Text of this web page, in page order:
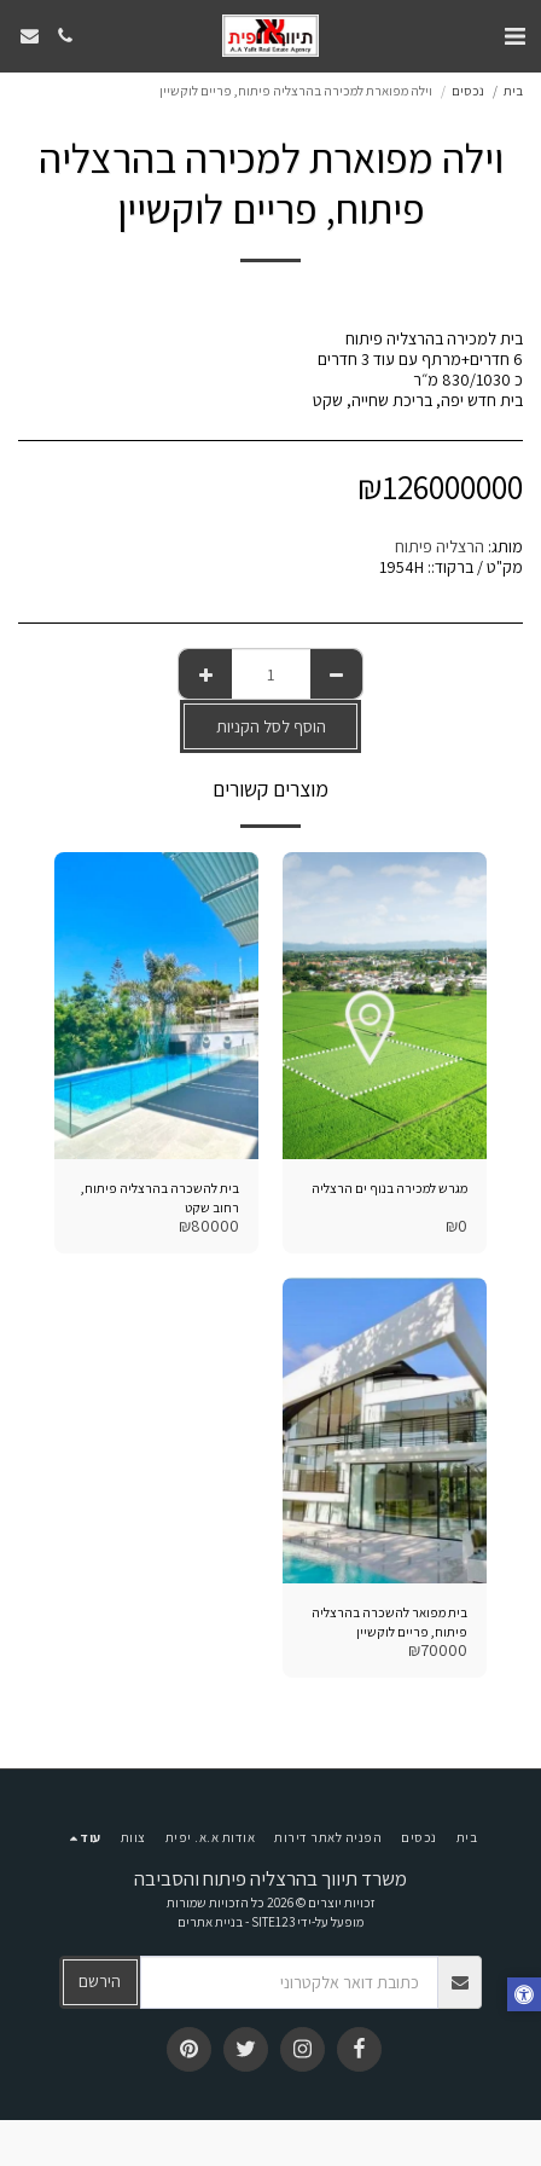
בית נכסים וילה מפוארת למכירה בהרצליה פיתוח, פריים לוקשיין
וילה מפוארת למכירה בהרצליה
פיתוח, פריים לוקשיין
בית חדש יפה, בריכת שחייה, שקט
₪126000000
מותג: הרצליה פיתוח
מק"ט / ברקוד:: 1954H
הוסף לסל הקניות
מוצרים קשורים
מגרש למכירה בנוף ים הרצליה
₪0
בית להשכרה בהרצליה פיתוח,
רחוב שקט
₪80000
בית מפואר להשכרה בהרצליה
פיתוח, פריים לוקשיין
₪70000
משרד תיווך בהרצליה פיתוח והסביבה
זכויות יוצרים © 2026 כל הזכויות שמורות
מופעל על-ידי SITE123
- בניית אתרים
בית נכסים הפניה לאתר דירות אודות א.א. יפית צוות עוד
הירשם